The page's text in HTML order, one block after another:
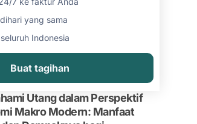
yang sama
Indonesia
Buat tagihan
Utang dalam Perspektif
Makro Modern: Manfaat